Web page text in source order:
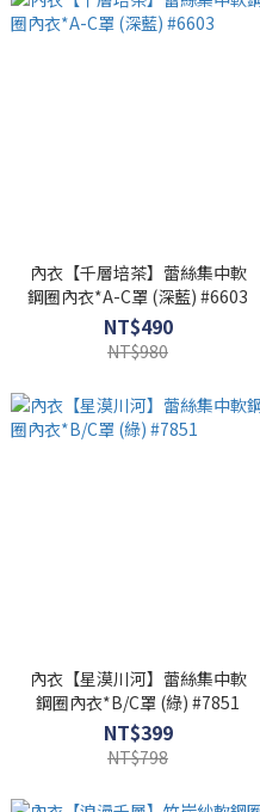
內衣【千層培茶】蕾絲集中軟
鋼圈內衣*A-C罩 (深藍) #6603
NT$490
NT$980
內衣【星漠川河】蕾絲集中軟
鋼圈內衣*B/C罩 (綠) #7851
NT$399
NT$798